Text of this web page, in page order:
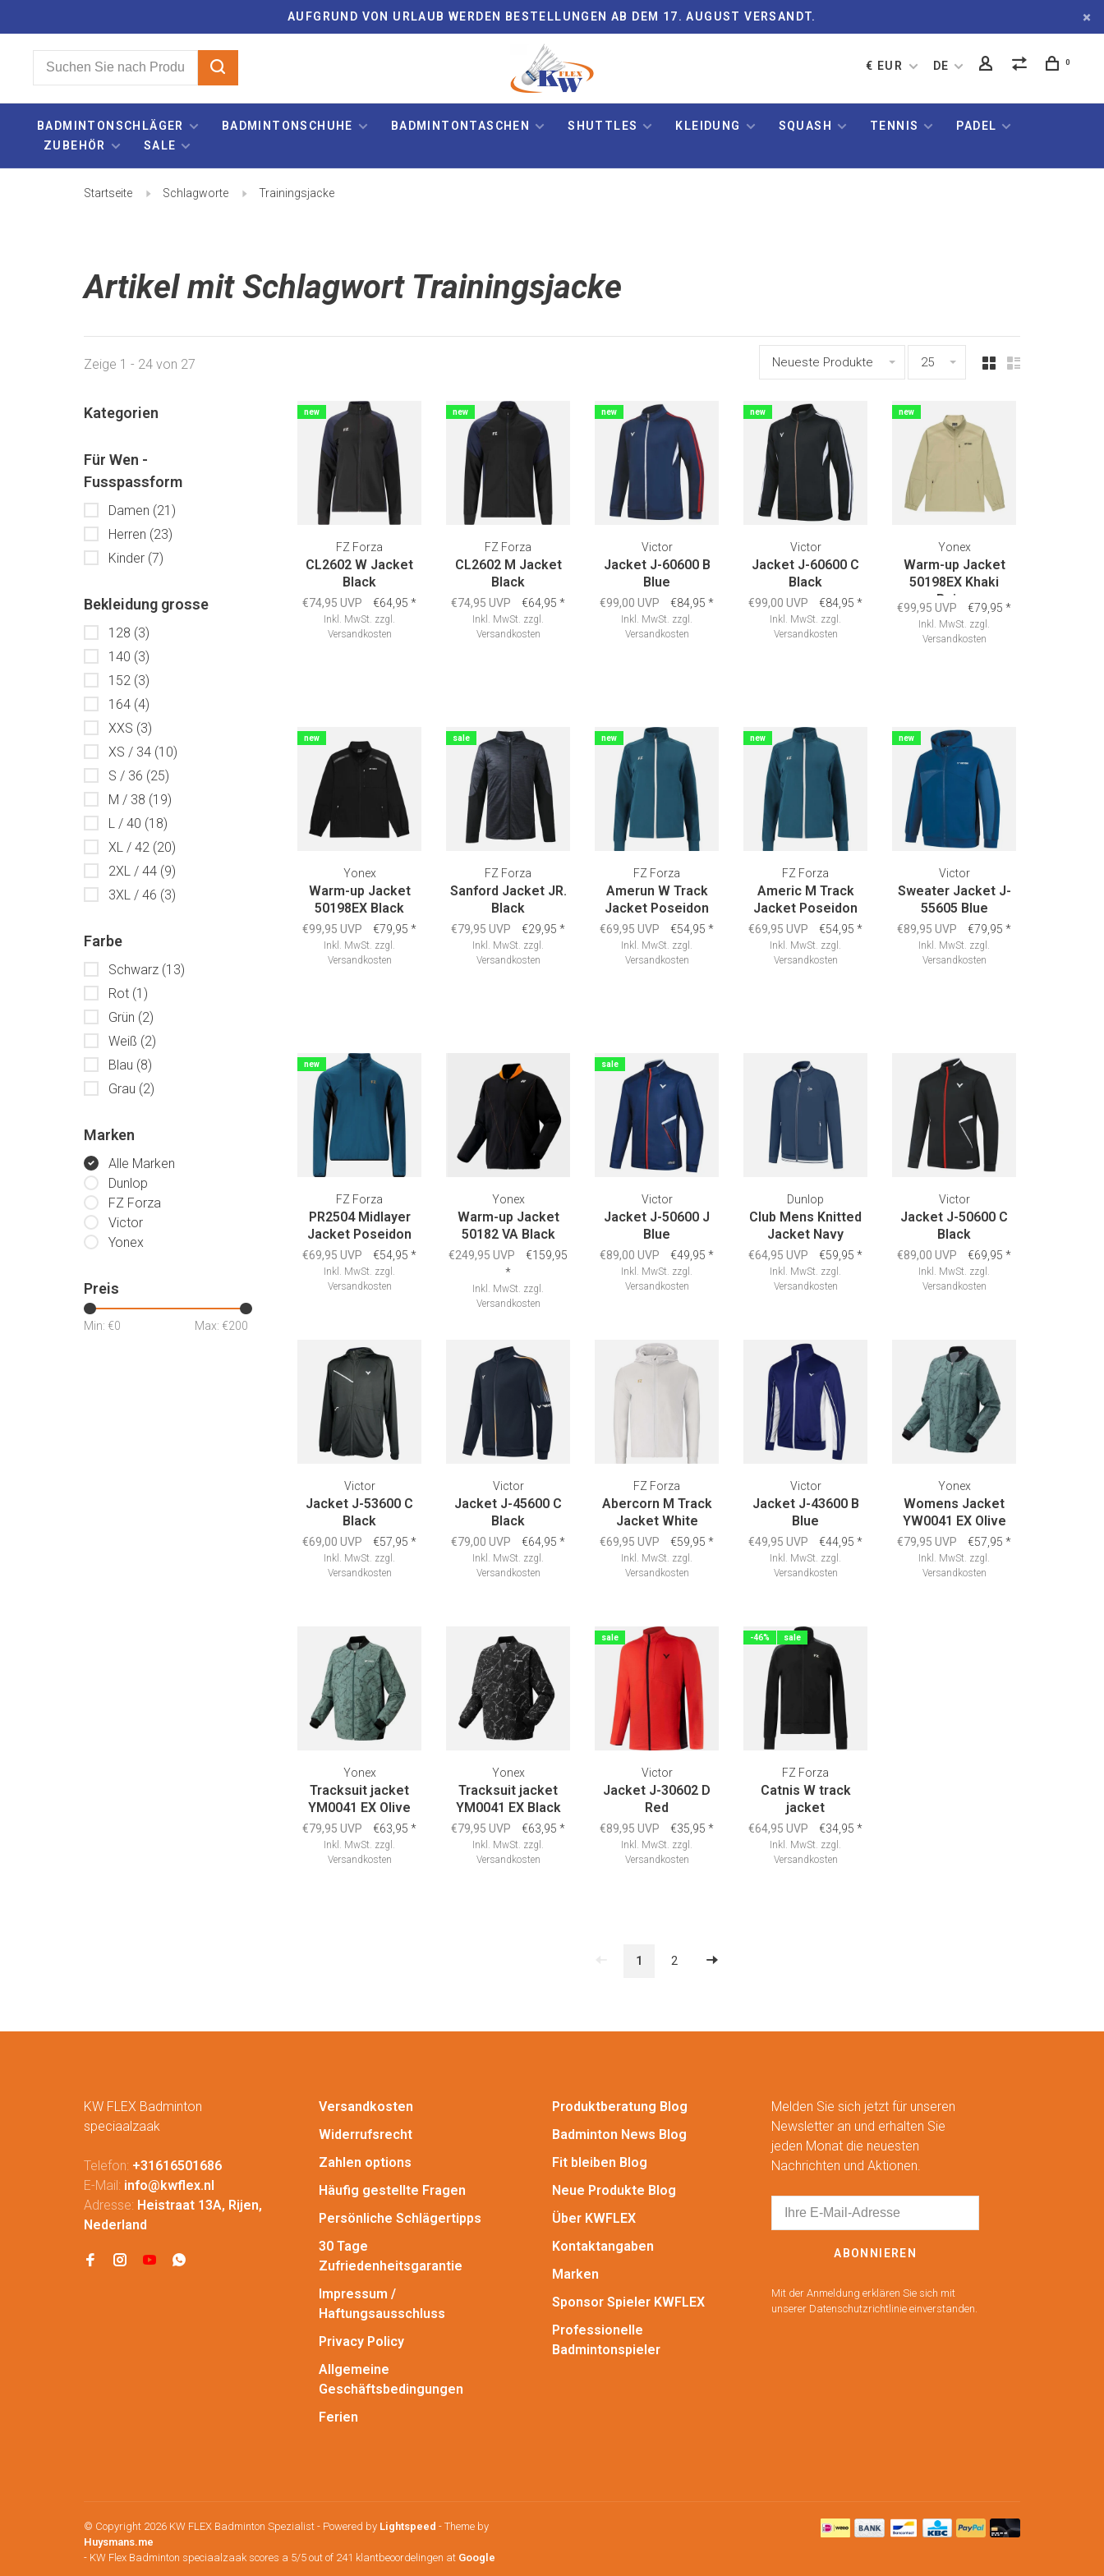
AUFGRUND VON URLAUB WERDEN BESTELLUNGEN AB DEM 17. AUGUST VERSANDT.
€ EUR DE 0
BADMINTONSCHLÄGER BADMINTONSCHUHE BADMINTONTASCHEN SHUTTLES KLEIDUNG SQUASH TENNIS
PADEL
ZUBEHÖR
SALE
Startseite Schlagworte Trainingsjacke
Artikel mit Schlagwort Trainingsjacke
Zeige 1 - 24 von 27 Neueste Produkte 25
Kategorien
Für Wen -
Fusspassform
Damen (21)
Herren (23)
Kinder (7)
Bekleidung grosse
128 (3)
140 (3)
152 (3)
164 (4)
XXS (3)
XS / 34 (10)
S / 36 (25)
M / 38 (19)
L / 40 (18)
XL / 42 (20)
2XL / 44 (9)
3XL / 46 (3)
Farbe
Schwarz (13)
Rot (1)
Grün (2)
Weiß (2)
Blau (8)
Grau (2)
Marken
Alle Marken
Dunlop
FZ Forza
Victor
Yonex
Preis
Min: €0 Max: €200
new
FZ Forza
CL2602 W Jacket
Black
€74,95 UVP €64,95 *
Inkl. MwSt. zzgl.
Versandkosten
new
FZ Forza
CL2602 M Jacket
Black
€74,95 UVP €64,95 *
Inkl. MwSt. zzgl.
Versandkosten
new
Victor
Jacket J-60600 B
Blue
€99,00 UVP €84,95 *
Inkl. MwSt. zzgl.
Versandkosten
new
Victor
Jacket J-60600 C
Black
€99,00 UVP €84,95 *
Inkl. MwSt. zzgl.
Versandkosten
new
Yonex
Warm-up Jacket
50198EX Khaki
Beige
€99,95 UVP €79,95 *
Inkl. MwSt. zzgl.
Versandkosten
new
Yonex
Warm-up Jacket
50198EX Black
€99,95 UVP €79,95 *
Inkl. MwSt. zzgl.
Versandkosten
sale
FZ Forza
Sanford Jacket JR.
Black
€79,95 UVP €29,95 *
Inkl. MwSt. zzgl.
Versandkosten
new
FZ Forza
Amerun W Track
Jacket Poseidon
€69,95 UVP €54,95 *
Inkl. MwSt. zzgl.
Versandkosten
new
FZ Forza
Americ M Track
Jacket Poseidon
€69,95 UVP €54,95 *
Inkl. MwSt. zzgl.
Versandkosten
new
Victor
Sweater Jacket J-
55605 Blue
€89,95 UVP €79,95 *
Inkl. MwSt. zzgl.
Versandkosten
new
FZ Forza
PR2504 Midlayer
Jacket Poseidon
€69,95 UVP €54,95 *
Inkl. MwSt. zzgl.
Versandkosten
Yonex
Warm-up Jacket
50182 VA Black
€249,95 UVP
€159,95
*
Inkl. MwSt. zzgl.
Versandkosten
sale
Victor
Jacket J-50600 J
Blue
€89,00 UVP €49,95 *
Inkl. MwSt. zzgl.
Versandkosten
Dunlop
Club Mens Knitted
Jacket Navy
€64,95 UVP €59,95 *
Inkl. MwSt. zzgl.
Versandkosten
Victor
Jacket J-50600 C
Black
€89,00 UVP €69,95 *
Inkl. MwSt. zzgl.
Versandkosten
Victor
Jacket J-53600 C
Black
€69,00 UVP €57,95 *
Inkl. MwSt. zzgl.
Versandkosten
Victor
Jacket J-45600 C
Black
€79,00 UVP €64,95 *
Inkl. MwSt. zzgl.
Versandkosten
FZ Forza
Abercorn M Track
Jacket White
€69,95 UVP €59,95 *
Inkl. MwSt. zzgl.
Versandkosten
Victor
Jacket J-43600 B
Blue
€49,95 UVP €44,95 *
Inkl. MwSt. zzgl.
Versandkosten
Yonex
Womens Jacket
YW0041 EX Olive
€79,95 UVP €57,95 *
Inkl. MwSt. zzgl.
Versandkosten
Yonex
Tracksuit jacket
YM0041 EX Olive
€79,95 UVP €63,95 *
Inkl. MwSt. zzgl.
Versandkosten
Yonex
Tracksuit jacket
YM0041 EX Black
€79,95 UVP €63,95 *
Inkl. MwSt. zzgl.
Versandkosten
sale
Victor
Jacket J-30602 D
Red
€89,95 UVP €35,95 *
Inkl. MwSt. zzgl.
Versandkosten
-46% sale
FZ Forza
Catnis W track
jacket
€64,95 UVP €34,95 *
Inkl. MwSt. zzgl.
Versandkosten
1 2
KW FLEX Badminton
speciaalzaak
Telefon: +31616501686
E-Mail: info@kwflex.nl
Adresse: Heistraat 13A, Rijen,
Nederland
Versandkosten
Widerrufsrecht
Zahlen options
Häufig gestellte Fragen
Persönliche Schlägertipps
30 Tage
Zufriedenheitsgarantie
Impressum /
Haftungsausschluss
Privacy Policy
Allgemeine
Geschäftsbedingungen
Ferien
Produktberatung Blog
Badminton News Blog
Fit bleiben Blog
Neue Produkte Blog
Über KWFLEX
Kontaktangaben
Marken
Sponsor Spieler KWFLEX
Professionelle
Badmintonspieler
Melden Sie sich jetzt für unseren
Newsletter an und erhalten Sie
jeden Monat die neuesten
Nachrichten und Aktionen.
ABONNIEREN
Mit der Anmeldung erklären Sie sich mit
unserer Datenschutzrichtlinie einverstanden.
© Copyright 2026 KW FLEX Badminton Spezialist - Powered by Lightspeed - Theme by
Huysmans.me
- KW Flex Badminton speciaalzaak scores a 5/5 out of 241 klantbeoordelingen at Google